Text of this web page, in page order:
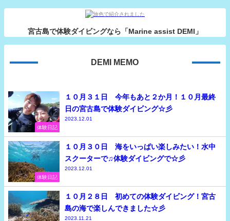
宮古島で体験ダイビングなら「Marine assist DEMI」
DEMI MEMO
体験日記
１０月３１日 今年もあと２か月！１０月最終
日の宮古島で体験ダイビング☆彡
2023.12.01
体験日記
１０月３０日 海をいっぱい楽しみたい！水中
スクーターで♫体験ダイビングで☆彡
2023.12.01
１０月２８日 初めての体験ダイビング！宮古
島の海で楽しんできました☆彡
2023.11.21